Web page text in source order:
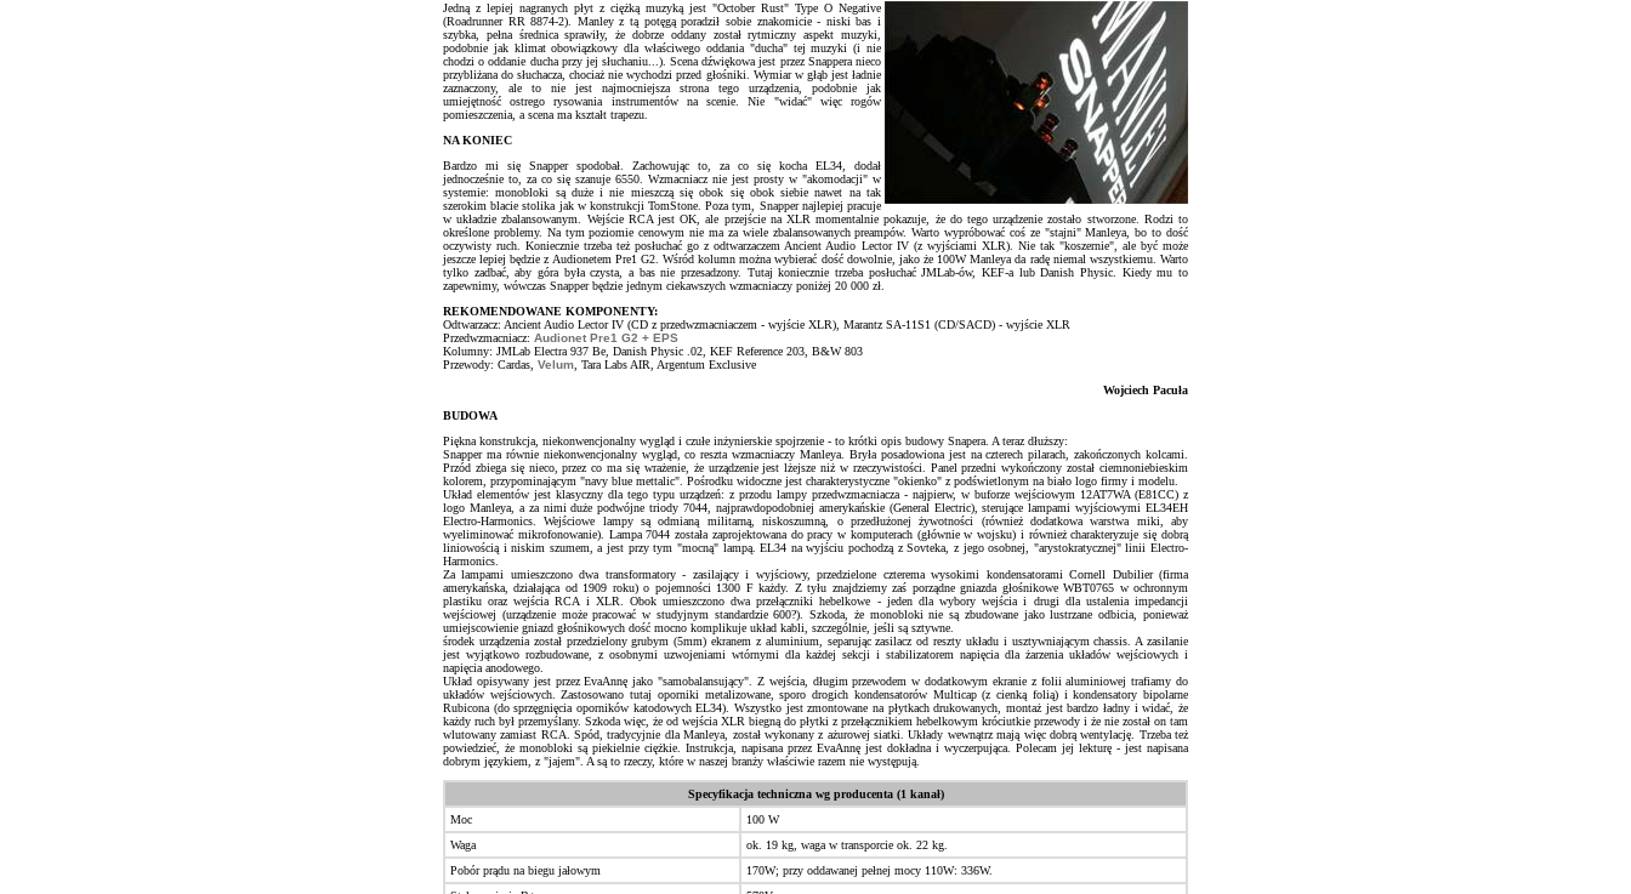
Jedną z lepiej nagranych płyt z ciężką muzyką jest "October Rust" Type O Negative
(Roadrunner RR 8874-2). Manley z tą potęgą poradził sobie znakomicie - niski bas i
szybka, pełna średnica sprawiły, że dobrze oddany został rytmiczny aspekt muzyki,
podobnie jak klimat obowiązkowy dla właściwego oddania "ducha" tej muzyki (i nie
chodzi o oddanie ducha przy jej słuchaniu...). Scena dźwiękowa jest przez Snappera nieco
przybliżana do słuchacza, chociaż nie wychodzi przed głośniki. Wymiar w głąb jest ładnie
zaznaczony, ale to nie jest najmocniejsza strona tego urządzenia, podobnie jak
umiejętność ostrego rysowania instrumentów na scenie. Nie "widać" więc rogów
pomieszczenia, a scena ma kształt trapezu.
NA KONIEC
Bardzo mi się Snapper spodobał. Zachowując to, za co się kocha EL34, dodał
jednocześnie to, za co się szanuje 6550. Wzmacniacz nie jest prosty w "akomodacji" w
systemie: monobloki są duże i nie mieszczą się obok się obok siebie nawet na tak
szerokim blacie stolika jak w konstrukcji TomStone. Poza tym, Snapper najlepiej pracuje
w układzie zbalansowanym. Wejście RCA jest OK, ale przejście na XLR momentalnie pokazuje, że do tego urządzenie zostało stworzone. Rodzi to
określone problemy. Na tym poziomie cenowym nie ma za wiele zbalansowanych preampów. Warto wypróbować coś ze "stajni" Manleya, bo to dość
oczywisty ruch. Koniecznie trzeba też posłuchać go z odtwarzaczem Ancient Audio Lector IV (z wyjściami XLR). Nie tak "koszernie", ale być może
jeszcze lepiej będzie z Audionetem Pre1 G2. Wśród kolumn można wybierać dość dowolnie, jako że 100W Manleya da radę niemal wszystkiemu. Warto
tylko zadbać, aby góra była czysta, a bas nie przesadzony. Tutaj koniecznie trzeba posłuchać JMLab-ów, KEF-a lub Danish Physic. Kiedy mu to
zapewnimy, wówczas Snapper będzie jednym ciekawszych wzmacniaczy poniżej 20 000 zł.
REKOMENDOWANE KOMPONENTY:
Odtwarzacz: Ancient Audio Lector IV (CD z przedwzmacniaczem - wyjście XLR), Marantz SA-11S1 (CD/SACD) - wyjście XLR
Przedwzmacniacz: Audionet Pre1 G2 + EPS
Kolumny: JMLab Electra 937 Be, Danish Physic .02, KEF Reference 203, B&W 803
Przewody: Cardas, Velum , Tara Labs AIR, Argentum Exclusive
Wojciech Pacuła
BUDOWA
Piękna konstrukcja, niekonwencjonalny wygląd i czułe inżynierskie spojrzenie - to krótki opis budowy Snapera. A teraz dłuższy:
Snapper ma równie niekonwencjonalny wygląd, co reszta wzmacniaczy Manleya. Bryła posadowiona jest na czterech pilarach, zakończonych kolcami.
Przód zbiega się nieco, przez co ma się wrażenie, że urządzenie jest lżejsze niż w rzeczywistości. Panel przedni wykończony został ciemnoniebieskim
kolorem, przypominającym "navy blue mettalic". Pośrodku widoczne jest charakterystyczne "okienko" z podświetlonym na biało logo firmy i modelu.
Układ elementów jest klasyczny dla tego typu urządzeń: z przodu lampy przedwzmacniacza - najpierw, w buforze wejściowym 12AT7WA (E81CC) z
logo Manleya, a za nimi duże podwójne triody 7044, najprawdopodobniej amerykańskie (General Electric), sterujące lampami wyjściowymi EL34EH
Electro-Harmonics. Wejściowe lampy są odmianą militarną, niskoszumną, o przedłużonej żywotności (również dodatkowa warstwa miki, aby
wyeliminować mikrofonowanie). Lampa 7044 została zaprojektowana do pracy w komputerach (głównie w wojsku) i również charakteryzuje się dobrą
liniowością i niskim szumem, a jest przy tym "mocną" lampą. EL34 na wyjściu pochodzą z Sovteka, z jego osobnej, "arystokratycznej" linii Electro-
Harmonics.
Za lampami umieszczono dwa transformatory - zasilający i wyjściowy, przedzielone czterema wysokimi kondensatorami Cornell Dubilier (firma
amerykańska, działająca od 1909 roku) o pojemności 1300 F każdy. Z tyłu znajdziemy zaś porządne gniazda głośnikowe WBT0765 w ochronnym
plastiku oraz wejścia RCA i XLR. Obok umieszczono dwa przełączniki hebelkowe - jeden dla wybory wejścia i drugi dla ustalenia impedancji
wejściowej (urządzenie może pracować w studyjnym standardzie 600?). Szkoda, że monobloki nie są zbudowane jako lustrzane odbicia, ponieważ
umiejscowienie gniazd głośnikowych dość mocno komplikuje układ kabli, szczególnie, jeśli są sztywne.
środek urządzenia został przedzielony grubym (5mm) ekranem z aluminium, separując zasilacz od reszty układu i usztywniającym chassis. A zasilanie
jest wyjątkowo rozbudowane, z osobnymi uzwojeniami wtórnymi dla każdej sekcji i stabilizatorem napięcia dla żarzenia układów wejściowych i
napięcia anodowego.
Układ opisywany jest przez EvaAnnę jako "samobalansujący". Z wejścia, długim przewodem w dodatkowym ekranie z folii aluminiowej trafiamy do
układów wejściowych. Zastosowano tutaj oporniki metalizowane, sporo drogich kondensatorów Multicap (z cienką folią) i kondensatory bipolarne
Rubicona (do sprzęgnięcia oporników katodowych EL34). Wszystko jest zmontowane na płytkach drukowanych, montaż jest bardzo ładny i widać, że
każdy ruch był przemyślany. Szkoda więc, że od wejścia XLR biegną do płytki z przełącznikiem hebelkowym króciutkie przewody i że nie został on tam
wlutowany zamiast RCA. Spód, tradycyjnie dla Manleya, został wykonany z ażurowej siatki. Układy wewnątrz mają więc dobrą wentylację. Trzeba też
powiedzieć, że monobloki są piekielnie ciężkie. Instrukcja, napisana przez EvaAnnę jest dokładna i wyczerpująca. Polecam jej lekturę - jest napisana
dobrym językiem, z "jajem". A są to rzeczy, które w naszej branży właściwie razem nie występują.
Specyfikacja techniczna wg producenta (1 kanał)
Moc
100 W
Waga
ok. 19 kg, waga w transporcie ok. 22 kg.
Pobór prądu na biegu jałowym
170W; przy oddawanej pełnej mocy 110W: 336W.